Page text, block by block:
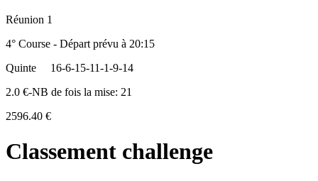
Réunion 1
4° Course - Départ prévu à 20:15
Quinte
16-6-15-11-1-9-14
2.0 €-NB de fois la mise: 21
2596.40 €
Classement challenge